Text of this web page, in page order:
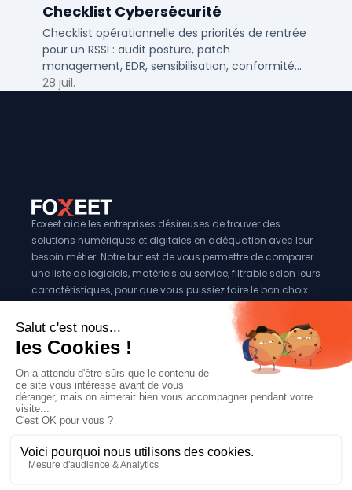
Checklist Cybersécurité
Checklist opérationnelle des priorités de rentrée
pour un RSSI : audit posture, patch
management, EDR, sensibilisation, conformité
NIS2 et plan de continuité.
28 juil.
Foxeet aide les entreprises désireuses de trouver des
solutions numériques et digitales en adéquation avec leur
besoin métier. Notre but est de vous permettre de comparer
une liste de logiciels, matériels ou service, filtrable selon leurs
caractéristiques, pour que vous puissiez faire le bon choix
Vous êtes éditeur?
Se référencer sur Foxeet
Réseaux
Mentions légales